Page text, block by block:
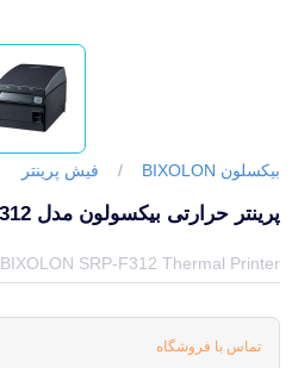
بیکسلون BIXOLON / فیش پرینتر
پرینتر حرارتی بیکسولون مدل SRP-F312
BIXOLON SRP-F312 Thermal Printer
تماس با فروشگاه